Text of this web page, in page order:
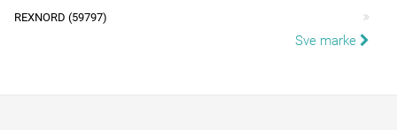
REXNORD (59797)
Sve marke